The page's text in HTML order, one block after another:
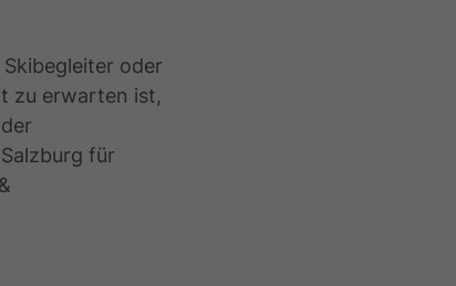
oder
zu erwarten ist,
für